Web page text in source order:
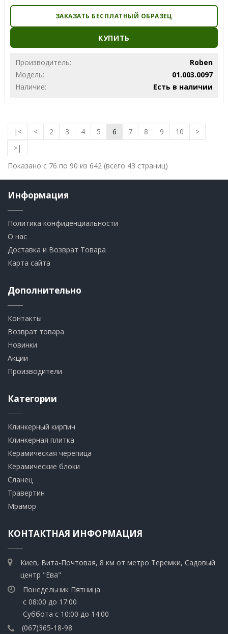
ЗАКАЗАТЬ БЕСПЛАТНЫЙ ОБРАЗЕЦ
КУПИТЬ
Производитель:
Roben
Модель:
01.003.0097
Наличие:
Есть в наличии
|< < 2 3 4 5 6 7 8 9 10
>
>|
Показано с 76 по 90 из 642 (всего 43 страниц)
Информация
Политика конфиденциальности
О нас
Доставка и Возврат Товара
Карта сайта
Дополнительно
Контакты
Возврат товара
Новинки
Акции
Производители
Категории
Клинкерный кирпич​
​Клинкерная плитка
​Керамическая черепица
​Керамические блоки
​Сланец
Травертин​
​Мрамор
КОНТАКТНАЯ ИНФОРМАЦИЯ
Киев, Вита-Почтовая, 8 км от метро Теремки, Садовый
центр "Ева"
Понедельник Пятница
с 08:00 до 17:00
Суббота с 10:00 до 14:00
(067)365-18-98